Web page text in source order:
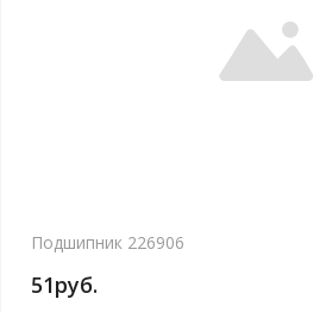
Подшипник 226906
51руб.